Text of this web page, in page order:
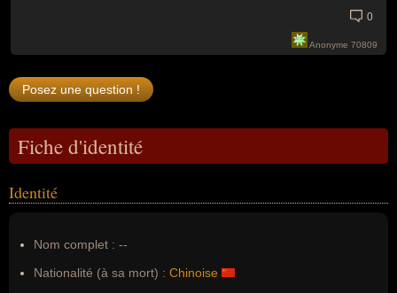
0
Anonyme 70809
Fiche d'identité
Identité
Nom complet : --
Nationalité (à sa mort) : Chinoise